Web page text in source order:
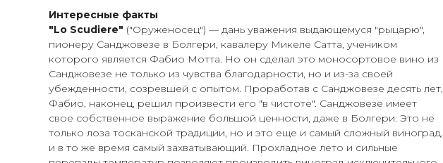
Интересные факты
"Lo Scudiere" ("Оруженосец") — дань уважения выдающемуся "рыцарю",
пионеру Санджовезе в Болгери, кавалеру Микеле Сатта, учеником
которого является Фабио Мотта. Но он сделал это моносортовое вино из
Санджовезе не только из чувства благодарности, но и из-за своей
убежденности, созревшей с опытом. Проработав с Санджовезе десять лет,
Фабио, наконец, решил произвести его "в чистоте". Санджовезе имеет
свое собственное выражение большой ценности, даже в Болгери. Это не
только лоза тосканской традиции, но и это еще и самый сложный виноград,
и в то же время самый захватывающий. Прохладное лето и сильные